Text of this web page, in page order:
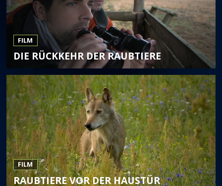
FILM
DIE RÜCKKEHR DER RAUBTIERE
FILM
RAUBTIERE VOR DER HAUSTÜR